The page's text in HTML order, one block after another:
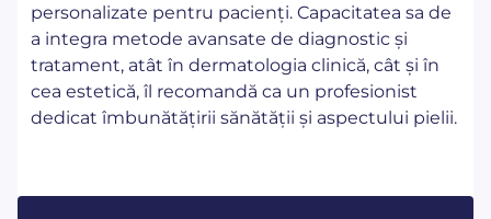
personalizate pentru pacienți. Capacitatea sa de
a integra metode avansate de diagnostic și
tratament, atât în dermatologia clinică, cât și în
cea estetică, îl recomandă ca un profesionist
dedicat îmbunătățirii sănătății și aspectului pielii.